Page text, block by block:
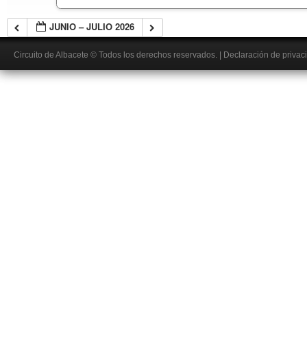
JUNIO – JULIO 2026
Circuito de Albacete © Todos los derechos reservados. Declaración de